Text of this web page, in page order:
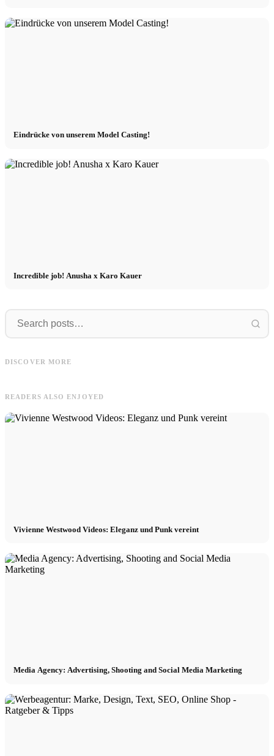
Eindrücke von unserem Model Casting!
Incredible job! Anusha x Karo Kauer
DISCOVER MORE
Artur in 8 Outfits von About You
READERS ALSO ENJOYED
Vivienne Westwood Videos: Eleganz und Punk vereint
Media Agency: Advertising, Shooting and Social Media Marketing